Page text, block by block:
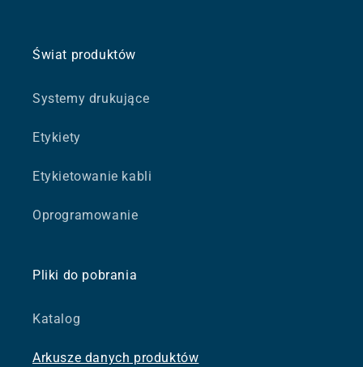
Świat produktów
Systemy drukujące
Etykiety
Etykietowanie kabli
Oprogramowanie
Pliki do pobrania
Katalog
Arkusze danych produktów